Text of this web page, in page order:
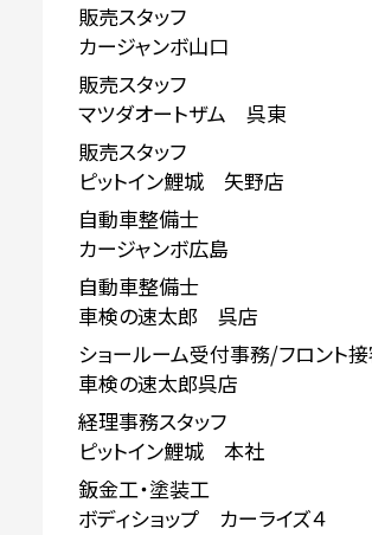
販売スタッフ
カージャンボ山口
販売スタッフ
マツダオートザム 呉東
販売スタッフ
ピットイン鯉城 矢野店
自動車整備士
カージャンボ広島
自動車整備士
車検の速太郎 呉店
ショールーム受付事務/フロント
車検の速太郎呉店
経理事務スタッフ
ピットイン鯉城 本社
鈑金工・塗装工
ボディショップ カーライズ４